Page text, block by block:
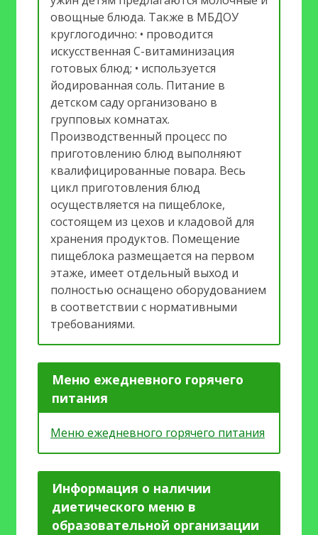
овощные блюда. Также в МБДОУ
круглогодично: • проводится
искусственная С-витаминизация
готовых блюд; • используется
йодированная соль. Питание в
детском саду организовано в
групповых комнатах.
Производственный процесс по
приготовлению блюд выполняют
квалифицированные повара. Весь
цикл приготовления блюд
осуществляется на пищеблоке,
состоящем из цехов и кладовой для
хранения продуктов. Помещение
пищеблока размещается на первом
этаже, имеет отдельный выход и
полностью оснащено оборудованием
в соответствии с нормативными
требованиями.
Меню ежедневного горячего
питания
Меню ежедневного горячего питания
Информация о наличии
диетического меню в
образовательной организации